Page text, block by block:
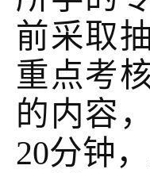
前采取
重点考
的内容
20分钟